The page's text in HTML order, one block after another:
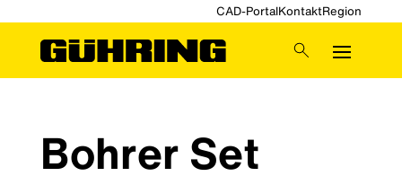
CAD-PortalKontaktRegion
Bohrer Set